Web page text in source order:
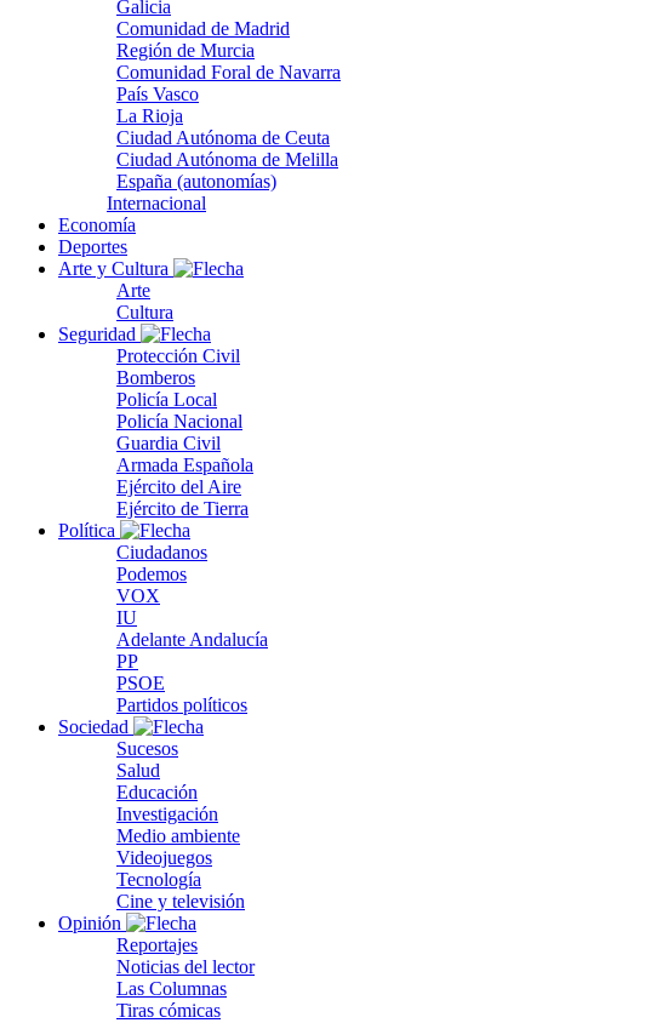
Galicia
Comunidad de Madrid
Región de Murcia
Comunidad Foral de Navarra
País Vasco
La Rioja
Ciudad Autónoma de Ceuta
Ciudad Autónoma de Melilla
España (autonomías)
Internacional
Economía
Deportes
Arte y Cultura
Arte
Cultura
Seguridad
Protección Civil
Bomberos
Policía Local
Policía Nacional
Guardia Civil
Armada Española
Ejército del Aire
Ejército de Tierra
Política
Ciudadanos
Podemos
VOX
IU
Adelante Andalucía
PP
PSOE
Partidos políticos
Sociedad
Sucesos
Salud
Educación
Investigación
Medio ambiente
Videojuegos
Tecnología
Cine y televisión
Opinión
Reportajes
Noticias del lector
Las Columnas
Tiras cómicas